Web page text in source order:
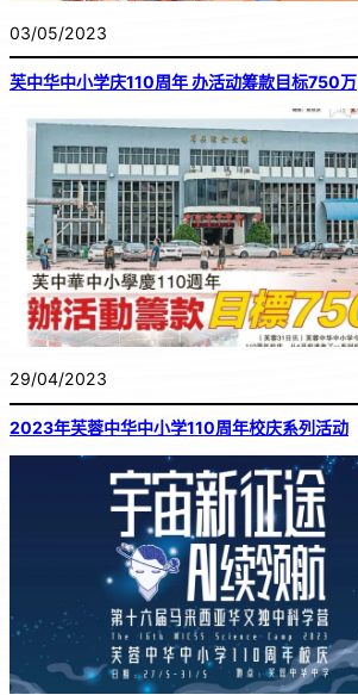
03/05/2023
芙中华中小学庆110周年 办活动筹款目标750万
29/04/2023
2023年芙蓉中华中小学110周年校庆系列活动